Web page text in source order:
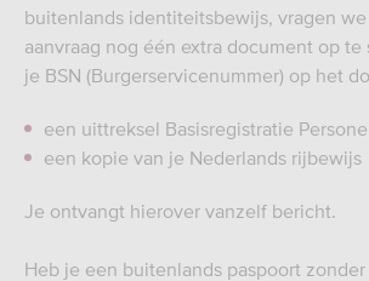
buitenlands identiteitsbewijs, vragen
aanvraag nog één extra document op te
je BSN (Burgerservicenummer) op het
een uittreksel Basisregistratie
een kopie van je Nederlands rijbewijs
Je ontvangt hierover vanzelf bericht.
Heb je een buitenlands paspoort zonder